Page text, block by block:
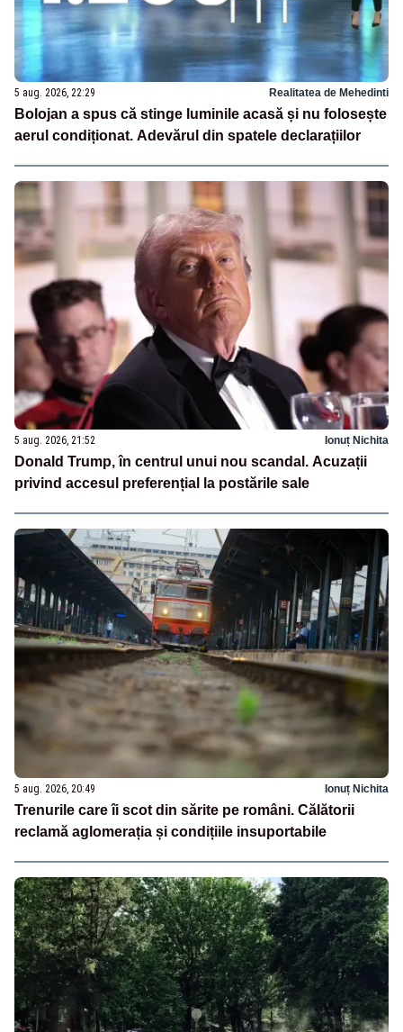
5 aug. 2026, 22:29 Realitatea de Mehedinti
Bolojan a spus că stinge luminile acasă și nu folosește
aerul condiționat. Adevărul din spatele declarațiilor
5 aug. 2026, 21:52 Ionuț Nichita
Donald Trump, în centrul unui nou scandal. Acuzații
privind accesul preferențial la postările sale
5 aug. 2026, 20:49 Ionuț Nichita
Trenurile care îi scot din sărite pe români. Călătorii
reclamă aglomerația și condițiile insuportabile